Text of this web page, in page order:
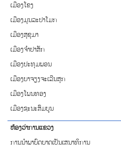
ເມືອງໂຂງ
ເມືອງມຸນລະປາໂມກ
ເມືອງສຸຂຸມາ
ເມືອງຈຳປາສັກ
ເມືອງປະທຸມພອນ
ເມືອງບາຈຽງຈະເລີນສຸກ
ເມືອງໂພນທອງ
ເມືອງຊະນະສົມບູນ
ຫ້ອງວ່າການແຂວງ
ການ​​ນຳພາ​ບົດບາດ​​ເປັນເສນາ​ທິການ